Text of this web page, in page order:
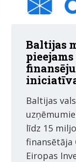
Baltijas
Baltijas
līdz 15
finansētāja
Eiropas